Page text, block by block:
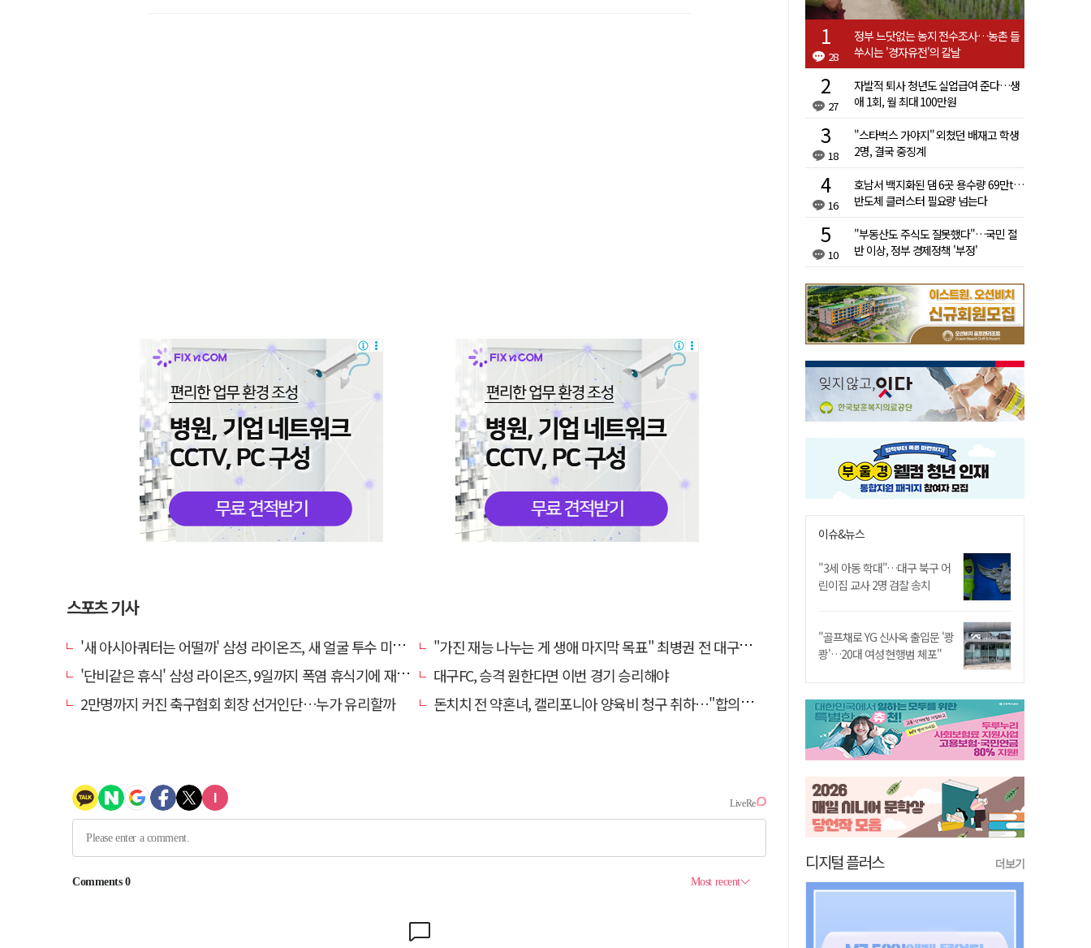
스포츠 기사
'새 아시아쿼터는 어떨까' 삼성 라이온즈, 새 얼굴 투수 미야모리 영입
"가진 재능 나누는 게 생애 마지막 목표" 최병권 전 대구체고 복싱 감독
'단비같은 휴식' 삼성 라이온즈, 9일까지 폭염 휴식기에 재정비
대구FC, 승격 원한다면 이번 경기 승리해야
2만명까지 커진 축구협회 회장 선거인단…누가 유리할까
돈치치 전 약혼녀, 캘리포니아 양육비 청구 취하…"합의로 해결"
28
정부 느닷없는 농지 전수조사…농촌 들
쑤시는 '경자유전'의 칼날
27
자발적 퇴사 청년도 실업급여 준다…생
애 1회, 월 최대 100만원
18
"스타벅스 가야지" 외쳤던 배재고 학생
2명, 결국 중징계
16
호남서 백지화된 댐 6곳 용수량 69만t…
반도체 클러스터 필요량 넘는다
10
"부동산도 주식도 잘못했다"…국민 절
반 이상, 정부 경제정책 '부정'
이슈&뉴스
"3세 아동 학대"…대구 북구 어
린이집 교사 2명 검찰 송치
"골프채로 YG 신사옥 출입문 '쾅
쾅'…20대 여성 현행범 체포"
디지털 플러스 더보기